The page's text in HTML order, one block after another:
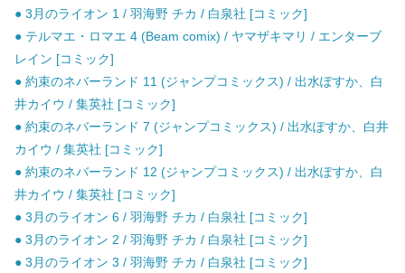
● 3月のライオン 1 / 羽海野 チカ / 白泉社 [コミック]
● テルマエ・ロマエ 4 (Beam comix) / ヤマザキマリ / エンターブ
レイン [コミック]
● 約束のネバーランド 11 (ジャンプコミックス) / 出水ぽすか、白
井カイウ / 集英社 [コミック]
● 約束のネバーランド 7 (ジャンプコミックス) / 出水ぽすか、白井
カイウ / 集英社 [コミック]
● 約束のネバーランド 12 (ジャンプコミックス) / 出水ぽすか、白
井カイウ / 集英社 [コミック]
● 3月のライオン 6 / 羽海野 チカ / 白泉社 [コミック]
● 3月のライオン 2 / 羽海野 チカ / 白泉社 [コミック]
● 3月のライオン 3 / 羽海野 チカ / 白泉社 [コミック]